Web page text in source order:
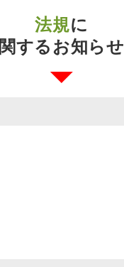
法規に
関するお知らせ